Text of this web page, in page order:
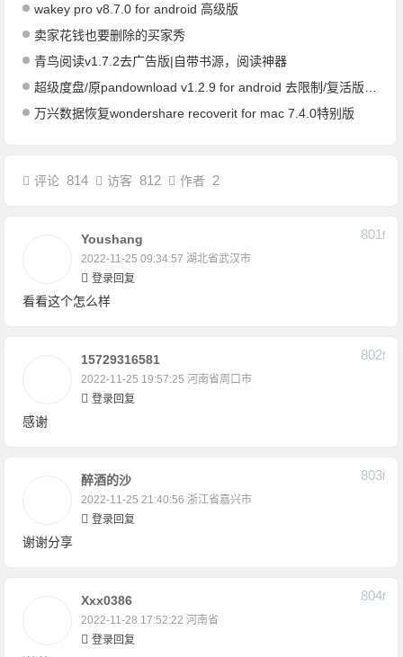
wakey pro v8.7.0 for android 高级版
卖家花钱也要删除的买家秀
青鸟阅读v1.7.2去广告版|自带书源，阅读神器
超级度盘/原pandownload v1.2.9 for android 去限制/复活版-度盘资源秒下载
万兴数据恢复wondershare recoverit for mac 7.4.0特别版
评论814 访客812 作者 2
Youshang
2022-11-25 09:34:57 湖北省武汉市
801F
登录回复
看看这个怎么样
15729316581
2022-11-25 19:57:25 河南省周口市
802F
登录回复
感谢
醉酒的沙
2022-11-25 21:40:56 浙江省嘉兴市
803F
登录回复
谢谢分享
Xxx0386
2022-11-28 17:52:22 河南省
804F
登录回复